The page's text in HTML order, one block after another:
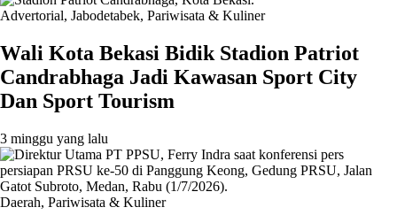
Advertorial, Jabodetabek, Pariwisata & Kuliner
Wali Kota Bekasi Bidik Stadion Patriot
Candrabhaga Jadi Kawasan Sport City
Dan Sport Tourism
3 minggu yang lalu
Daerah, Pariwisata & Kuliner